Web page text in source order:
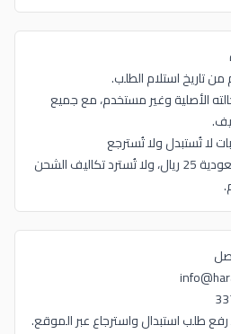
الأصلية وغير مستخدم، مع جميع
لا تُستبدل ولا تُسترجع
رسوم الاسترجاع داخل السعودية 25 ريال، ولا تُسترد تكاليف الشحن
طلب استبدال واسترجاع عبر الموقع.